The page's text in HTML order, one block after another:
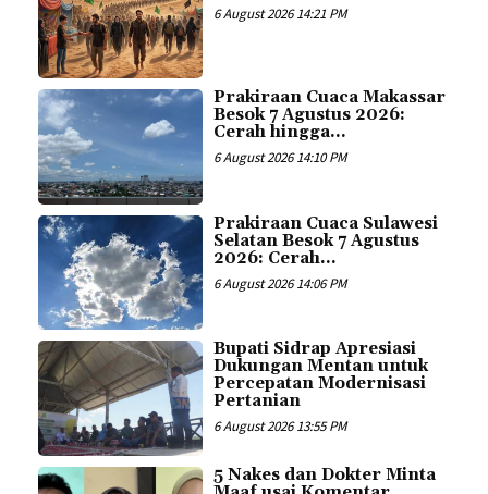
6 August 2026 14:21 PM
Prakiraan Cuaca Makassar
Besok 7 Agustus 2026:
Cerah hingga...
6 August 2026 14:10 PM
Prakiraan Cuaca Sulawesi
Selatan Besok 7 Agustus
2026: Cerah...
6 August 2026 14:06 PM
Bupati Sidrap Apresiasi
Dukungan Mentan untuk
Percepatan Modernisasi
Pertanian
6 August 2026 13:55 PM
5 Nakes dan Dokter Minta